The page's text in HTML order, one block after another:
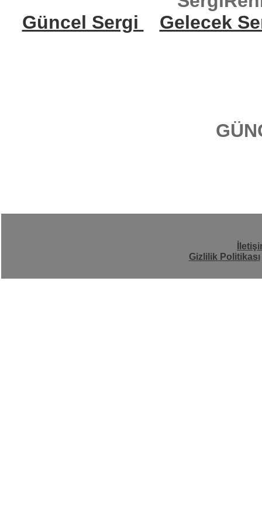
Güncel Sergi
Gelecek
Gizlilik Politikası